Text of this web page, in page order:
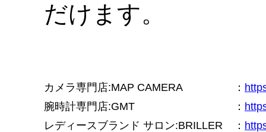
だけます。
カメラ専門店:MAP CAMERA ：
腕時計専門店:GMT
：
レディースブランド サロン:BRILLER
：